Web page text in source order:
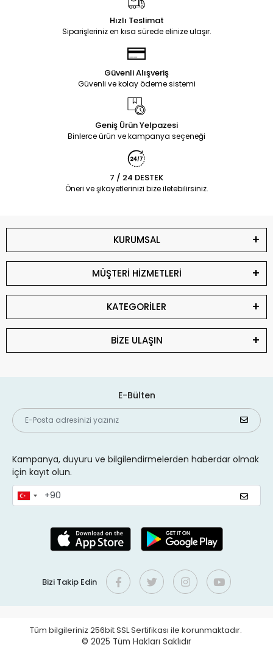
Hızlı Teslimat
Siparişleriniz en kısa sürede elinize ulaşır.
Güvenli Alışveriş
Güvenli ve kolay ödeme sistemi
Geniş Ürün Yelpazesi
Binlerce ürün ve kampanya seçeneği
7 / 24 DESTEK
Öneri ve şikayetlerinizi bize iletebilirsiniz.
KURUMSAL
MÜŞTERİ HİZMETLERİ
KATEGORİLER
BİZE ULAŞIN
E-Bülten
Kampanya, duyuru ve bilgilendirmelerden haberdar olmak
için kayıt olun.
Bizi Takip Edin
Tüm bilgileriniz 256bit SSL Sertifikası ile korunmaktadır.
© 2025 Tüm Hakları Saklıdır